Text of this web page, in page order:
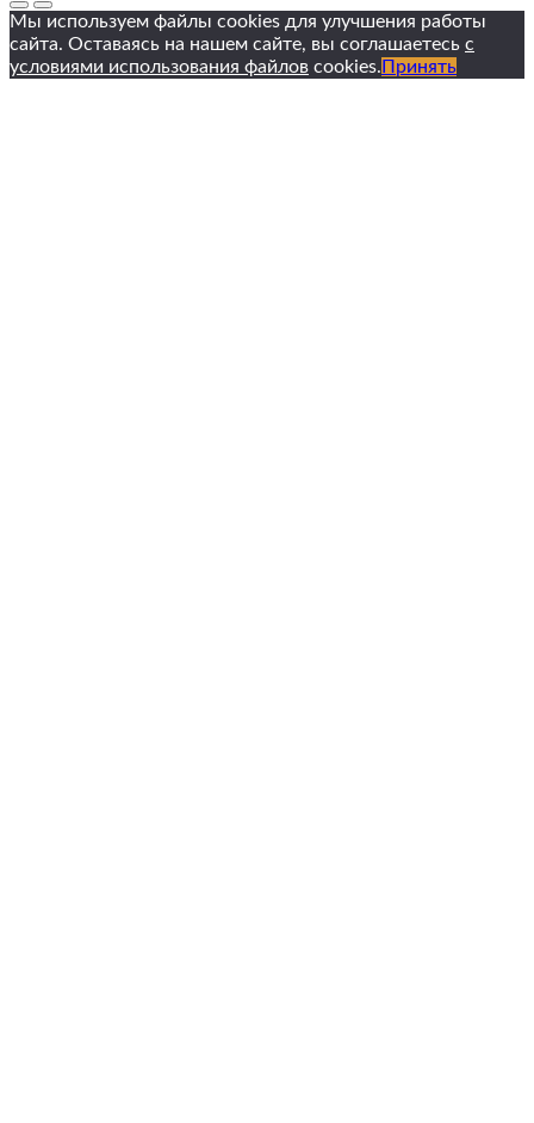
Мы используем файлы cookies для улучшения работы
сайта. Оставаясь на нашем сайте, вы соглашаетесь с
условиями использования файлов cookies. Принять